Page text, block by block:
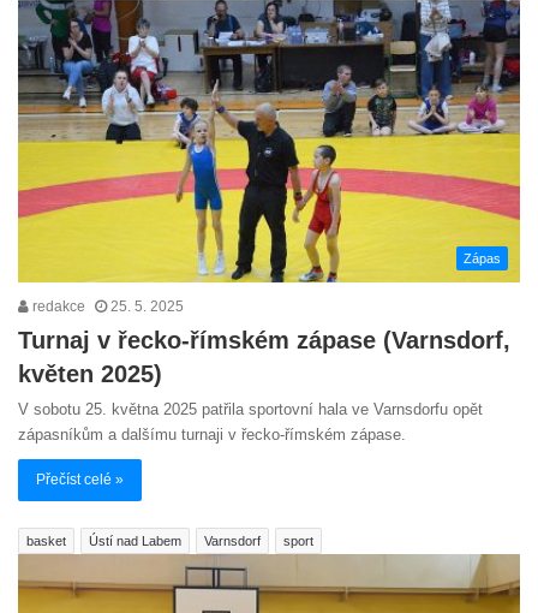
Zápas
redakce 25. 5. 2025
Turnaj v řecko-římském zápase (Varnsdorf,
květen 2025)
V sobotu 25. května 2025 patřila sportovní hala ve Varnsdorfu opět
zápasníkům a dalšímu turnaji v řecko-římském zápase.
Přečíst celé »
basket Ústí nad Labem Varnsdorf sport